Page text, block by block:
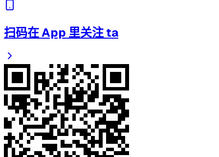
扫码在 App 里关注 ta